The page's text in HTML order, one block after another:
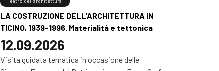
LA COSTRUZIONE DELL’ARCHITETTURA IN
TICINO, 1939-1996. Materialità e tettonica
12.09.2026
Visita guidata tematica in occasione delle